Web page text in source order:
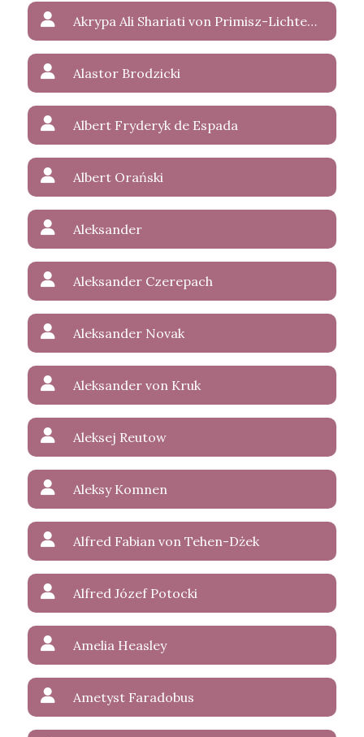
Akrypa Ali Shariati von Primisz-Lichtenstein
Alastor Brodzicki
Albert Fryderyk de Espada
Albert Orański
Aleksander
Aleksander Czerepach
Aleksander Novak
Aleksander von Kruk
Aleksej Reutow
Aleksy Komnen
Alfred Fabian von Tehen-Dżek
Alfred Józef Potocki
Amelia Heasley
Ametyst Faradobus